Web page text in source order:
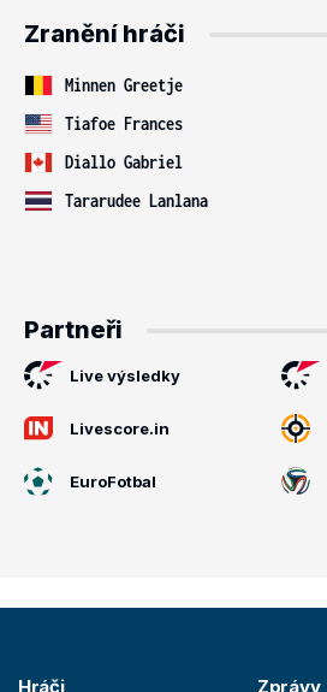
Zranění hráči
Minnen Greetje
Tiafoe Frances
Diallo Gabriel
Tararudee Lanlana
Partneři
Live výsledky
Livescore.in
EuroFotbal
Hráči Zprávy